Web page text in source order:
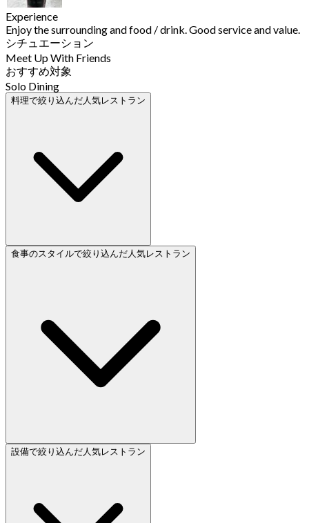
Experience
Enjoy the surrounding and food / drink. Good service and value.
シチュエーション
Meet Up With Friends
おすすめ対象
Solo Dining
料理で絞り込んだ人気レストラン
食事のスタイルで絞り込んだ人気レストラン
設備で絞り込んだ人気レストラン